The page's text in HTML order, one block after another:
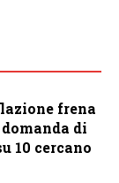
frena
di
10 cercano